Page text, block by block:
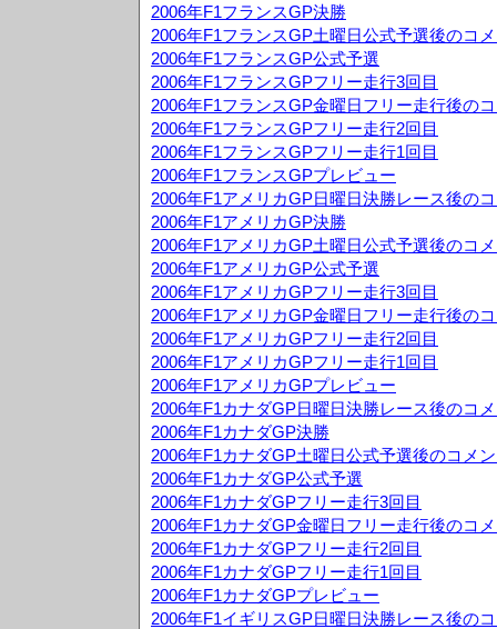
2006年F1フランスGP決勝
2006年F1フランスGP土曜日公式予選後のコ
2006年F1フランスGP公式予選
2006年F1フランスGPフリー走行3回目
2006年F1フランスGP金曜日フリー走行後の
2006年F1フランスGPフリー走行2回目
2006年F1フランスGPフリー走行1回目
2006年F1フランスGPプレビュー
2006年F1アメリカGP日曜日決勝レース後の
2006年F1アメリカGP決勝
2006年F1アメリカGP土曜日公式予選後のコ
2006年F1アメリカGP公式予選
2006年F1アメリカGPフリー走行3回目
2006年F1アメリカGP金曜日フリー走行後の
2006年F1アメリカGPフリー走行2回目
2006年F1アメリカGPフリー走行1回目
2006年F1アメリカGPプレビュー
2006年F1カナダGP日曜日決勝レース後のコ
2006年F1カナダGP決勝
2006年F1カナダGP土曜日公式予選後のコメ
2006年F1カナダGP公式予選
2006年F1カナダGPフリー走行3回目
2006年F1カナダGP金曜日フリー走行後のコ
2006年F1カナダGPフリー走行2回目
2006年F1カナダGPフリー走行1回目
2006年F1カナダGPプレビュー
2006年F1イギリスGP日曜日決勝レース後の